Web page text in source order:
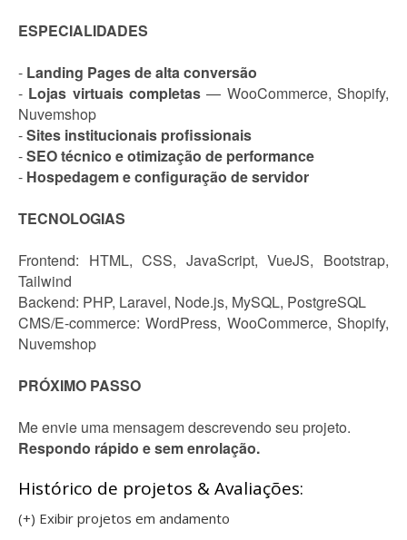
ESPECIALIDADES
- Landing Pages de alta conversão
- Lojas virtuais completas — WooCommerce, Shopify,
Nuvemshop
-Sites institucionais profissionais
-SEO técnico e otimização de performance
- Hospedagem e configuração de servidor
TECNOLOGIAS
Frontend: HTML, CSS, JavaScript, VueJS, Bootstrap,
Tailwind
Backend: PHP, Laravel, Node.js, MySQL, PostgreSQL
CMS/E-commerce: WordPress, WooCommerce, Shopify,
Nuvemshop
PRÓXIMO PASSO
Me envie uma mensagem descrevendo seu projeto.
Respondo rápido e sem enrolação.
Histórico de projetos & Avaliações:
(+) Exibir projetos em andamento